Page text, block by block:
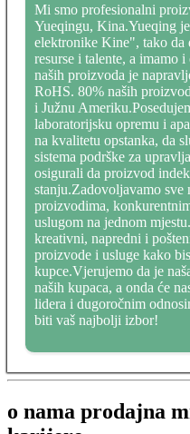
Mi smo profesionalni
Yueqingu, Kina.Yueqing
elektronike Kine", tako da
resurse i talente, a imamo
naših proizvoda je
RoHS. 80% naših
i Južnu
laboratorijsku opremu i
na kvalitetu opstanka, da
sistema podrške za
osigurali da proizvod
stanju.Zadovoljavamo sve
proizvodima,
uslugom na jednom
kreativni, napredni i
proizvode i usluge kako
kupce.Vjerujemo da je
naših kupaca, a onda će
lidera i dugoročnim
biti vaš najbolji izbor!
o nama prodajna